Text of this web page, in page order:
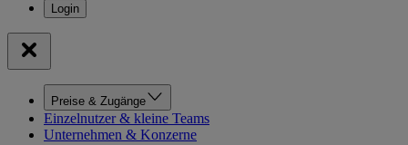
Preise & Zugänge
Einzelnutzer & kleine Teams
Unternehmen & Konzerne